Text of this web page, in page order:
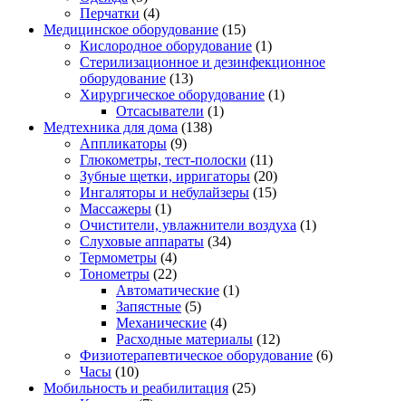
Перчатки (4)
Медицинское оборудование (15)
Кислородное оборудование (1)
Стерилизационное и дезинфекционное
оборудование (13)
Хирургическое оборудование (1)
Отсасыватели (1)
Медтехника для дома (138)
Аппликаторы (9)
Глюкометры, тест-полоски (11)
Зубные щетки, ирригаторы (20)
Ингаляторы и небулайзеры (15)
Массажеры (1)
Очистители, увлажнители воздуха (1)
Слуховые аппараты (34)
Термометры (4)
Тонометры (22)
Автоматические (1)
Запястные (5)
Механические (4)
Расходные материалы (12)
Физиотерапевтическое оборудование (6)
Часы (10)
Мобильность и реабилитация (25)